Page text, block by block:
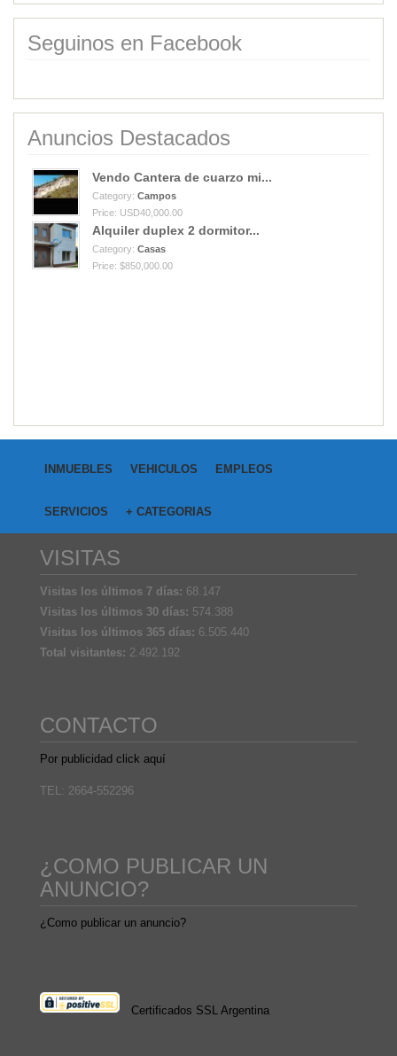
Seguinos en Facebook
Anuncios Destacados
Vendo Cantera de cuarzo mi...
Category: Campos
Price: USD40,000.00
Alquiler duplex 2 dormitor...
Category: Casas
Price: $850,000.00
INMUEBLES VEHICULOS EMPLEOS
SERVICIOS + CATEGORIAS
VISITAS
Visitas los últimos 7 días: 68.147
Visitas los últimos 30 días: 574.388
Visitas los últimos 365 días: 6.505.440
Total visitantes: 2.492.192
CONTACTO
Por publicidad click aquí
TEL: 2664-552296
¿COMO PUBLICAR UN
ANUNCIO?
¿Como publicar un anuncio?
Certificados SSL Argentina